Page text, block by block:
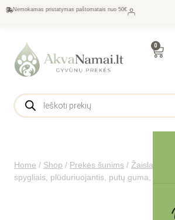
Nemokamas pristatymas paštomatais nuo 50€
0
Home / Shop / Prekės šunims / Žaislai
spygliais, plūduriuojantis, putų guma, 7 cm